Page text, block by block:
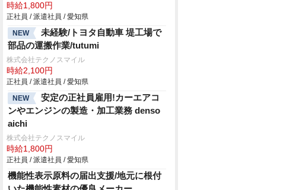
時給1,800円
正社員 / 派遣社員 / 愛知県
NEW
未経験/トヨタ自動車 堤工場で
部品の運搬作業/tutumi
株式会社テクノスマイル
時給2,100円
正社員 / 派遣社員 / 愛知県
NEW
安定の正社員雇用!カーエアコ
ンやエンジンの製造・加工業務 denso
aichi
株式会社テクノスマイル
時給1,800円
正社員 / 派遣社員 / 愛知県
機能性表示原料の届出支援/地元に根付